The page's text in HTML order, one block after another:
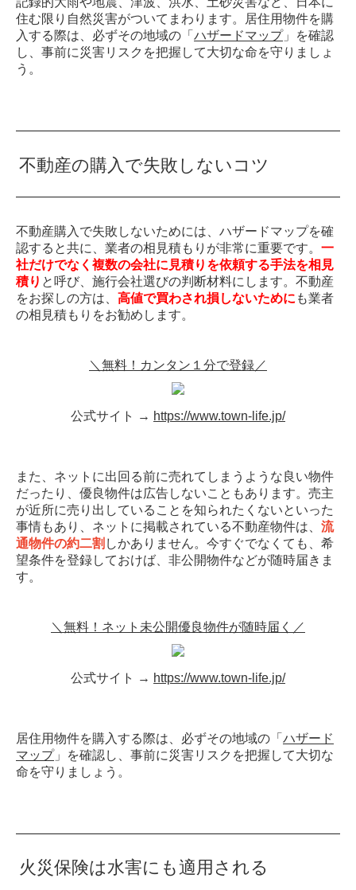
住む限り自然災害がついてまわります。居住用物件を購
入する際は、必ずその地域の「 ハザードマップ」を確認
し、事前に災害リスクを把握して大切な命を守りましょ
う。
不動産の購入で失敗しないコツ
不動産購入で失敗しないためには、ハザードマップを確
認すると共に、業者の相見積もりが非常に重要です。 一
社だけでなく複数の会社に見積りを依頼する手法を相見
積り と呼び、施行会社選びの判断材料にします。不動産
をお探しの方は、 高値で買わされ損しないために も業者
の相見積もりをお勧めします。
＼無料！カンタン１分で登録／
公式サイト → https://www.town-life.jp/
また、ネットに出回る前に売れてしまうような良い物件
だったり、優良物件は広告しないこともあります。売主
が近所に売り出していることを知られたくないといった
事情もあり、ネットに掲載されている不動産物件は、 流
通物件の約二割 しかありません。今すぐでなくても、希
望条件を登録しておけば、非公開物件などが随時届きま
す。
＼無料！ネット未公開優良物件が随時届く／
公式サイト → https://www.town-life.jp/
居住用物件を購入する際は、必ずその地域の「 ハザード
マップ」を確認し、事前に災害リスクを把握して大切な
命を守りましょう。
火災保険は水害にも適用される